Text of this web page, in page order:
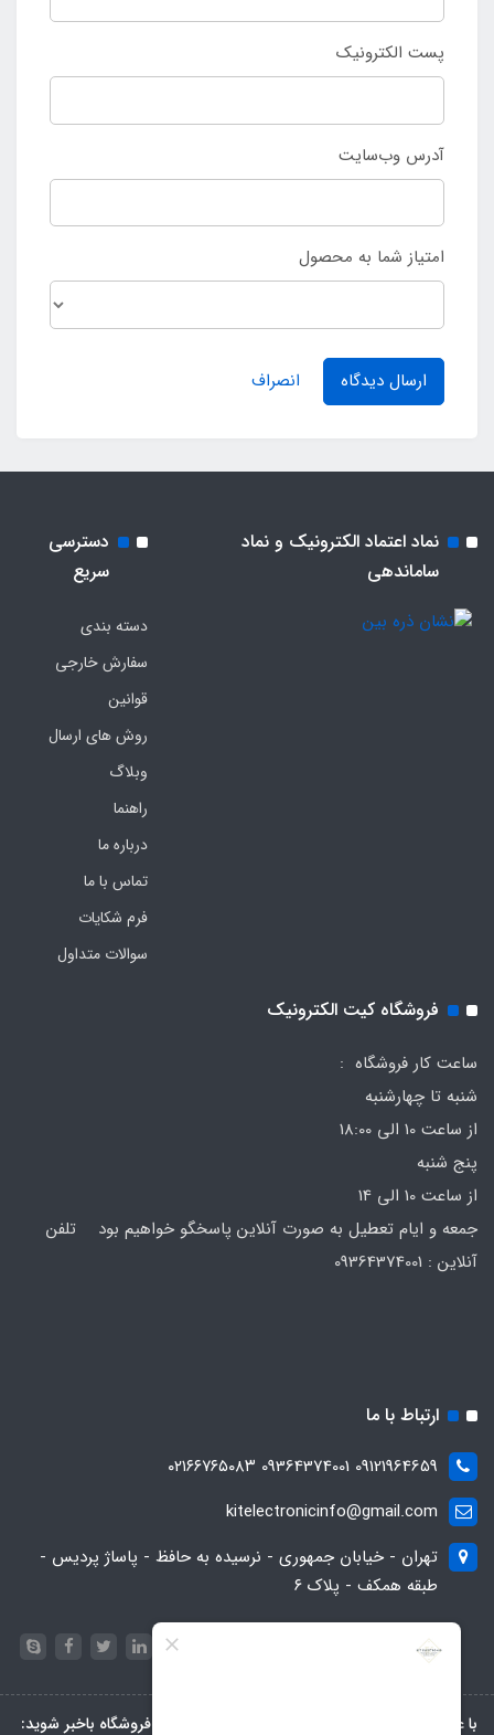
پست الکترونیک
آدرس وب‌سایت
امتیاز شما به محصول
ارسال دیدگاه انصراف
نماد اعتماد الکترونیک و نماد
ساماندهی
دسترسی
سریع
دسته بندی
سفارش خارجی
قوانین
روش های ارسال
وبلاگ
راهنما
درباره ما
تماس با ما
فرم‌ شکایات
سوالات متداول
فروشگاه کیت الکترونیک
ساعت کار فروشگاه :
شنبه تا چهارشنبه
از ساعت 10 الی 18:00
پنج شنبه
از ساعت 10 الی 14
جمعه و ایام تعطیل به صورت آنلاین پاسخگو خواهیم بود تلفن
ارتباط با ما
09121964659 09364374001 ۰۲۱۶۶۷۶۵۰۸۳
kitelectronicinfo@gmail.com
تهران - خیابان جمهوری - نرسیده به حافظ - پاساژ پردیس -
طبقه همکف - پلاک ۶
با عضویت در خبرنامه، از تخفیف‌ها و جدیدترین‌های فروشگاه باخبر شوید: